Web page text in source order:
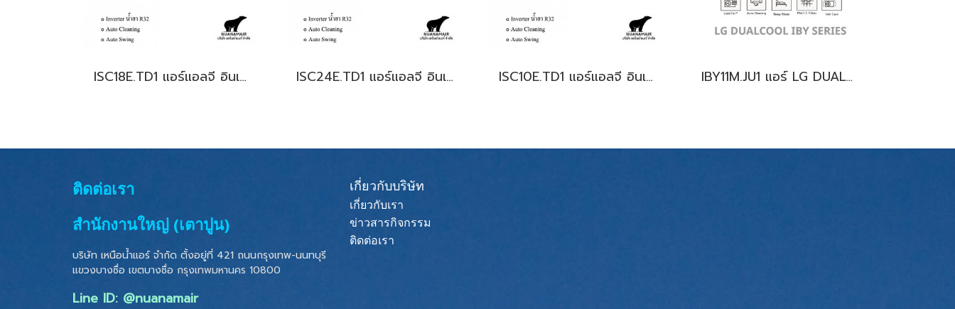
ISC18E.TD1 แอร์แอลจี อินเวอร์เตอร์ น้ำยา R32 18,000 BTU. (LG Inverter) พร้อมบริการติดตั้ง ISC24E.TD1 แอร์แอลจี อินเวอร์เตอร์ น้ำยา R32 24,000 BTU. (LG Inverter New 2024) พร้อมบริการติดตั้ง ISC10E.TD1 แอร์แอลจี อินเวอร์เตอร์ น้ำยา R32 9,000 BTU. (LG Inverter) พร้อมบริการติดตั้ง IBY11M.JU1 แอร์ LG DUALCOOL IBY แอร์แอลจี อินเวอร์เตอร์ น้ำยา R32 9200 BTU. พร้อมบริการติดตั้ง
ติดต่อเรา
สำนักงานใหญ่ (เตาปูน)
บริษัท เหนือน้ำแอร์ จำกัด ตั้งอยู่ที่ 421 ถนนกรุงเทพ-นนทบุรี
แขวงบางซื่อ เขตบางซื่อ กรุงเทพมหานคร 10800
Line ID: @nuanamair
เกี่ยวกับบริษัท
เกี่ยวกับเรา
ข่าวสารกิจกรรม
ติดต่อเรา